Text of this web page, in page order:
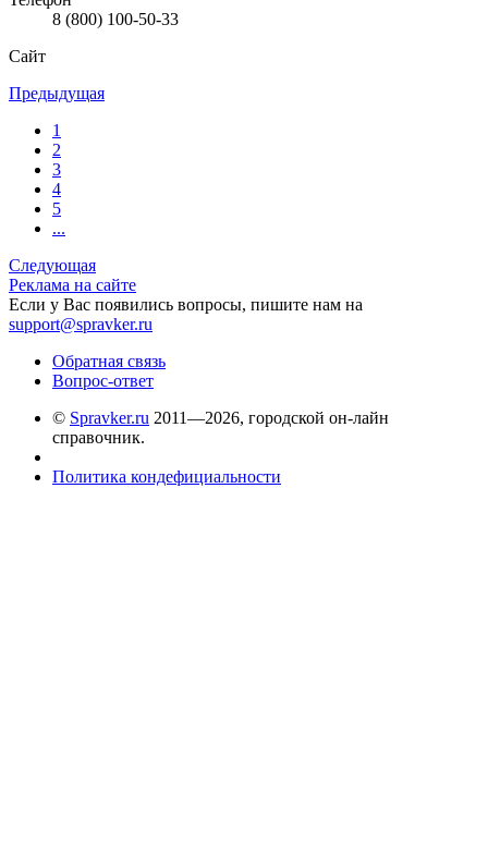
8 (800) 100-50-33
Сайт
Предыдущая
1
2
3
4
5
...
Следующая
Реклама на сайте
Если у Вас появились вопросы, пишите нам на
support@spravker.ru
Обратная связь
Вопрос-ответ
© Spravker.ru 2011—2026, городской он-лайн
справочник.
Политика кондефициальности